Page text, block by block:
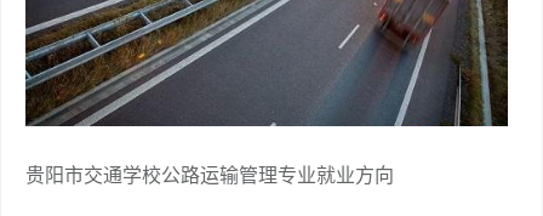
贵阳市交通学校公路运输管理专业就业方向